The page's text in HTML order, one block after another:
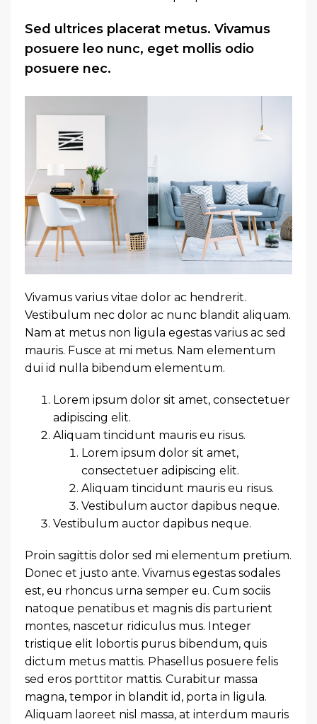
Sed ultrices placerat metus. Vivamus
posuere leo nunc, eget mollis odio
posuere nec.
Vivamus varius vitae dolor ac hendrerit.
Vestibulum nec dolor ac nunc blandit aliquam.
Nam at metus non ligula egestas varius ac sed
mauris. Fusce at mi metus. Nam elementum
dui id nulla bibendum elementum.
Lorem ipsum dolor sit amet, consectetuer
adipiscing elit.
Aliquam tincidunt mauris eu risus.
Lorem ipsum dolor sit amet,
consectetuer adipiscing elit.
Aliquam tincidunt mauris eu risus.
Vestibulum auctor dapibus neque.
Vestibulum auctor dapibus neque.
Proin sagittis dolor sed mi elementum pretium.
Donec et justo ante. Vivamus egestas sodales
est, eu rhoncus urna semper eu. Cum sociis
natoque penatibus et magnis dis parturient
montes, nascetur ridiculus mus. Integer
tristique elit lobortis purus bibendum, quis
dictum metus mattis. Phasellus posuere felis
sed eros porttitor mattis. Curabitur massa
magna, tempor in blandit id, porta in ligula.
Aliquam laoreet nisl massa, at interdum mauris